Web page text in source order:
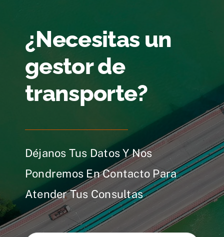
¿Necesitas un
gestor de
transporte?
Déjanos Tus Datos Y Nos
Pondremos En Contacto Para
Atender Tus Consultas